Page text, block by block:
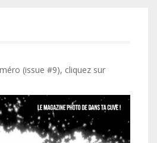
(issue #9), cliquez sur